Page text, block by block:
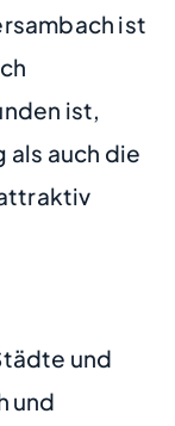
ist
ist,
auch die
und
und